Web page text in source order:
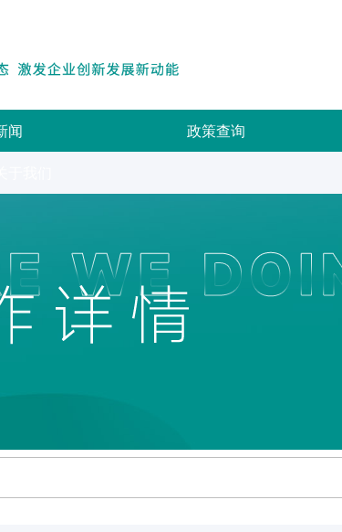
闻 政策查询